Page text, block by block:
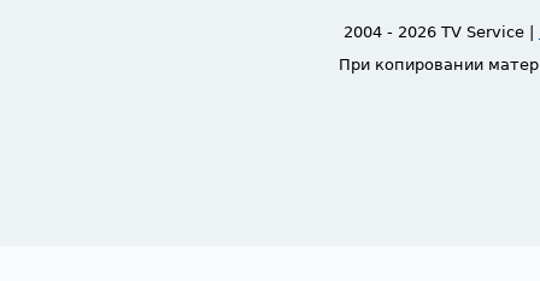
2004 - 2026 TV Service |
При копировании